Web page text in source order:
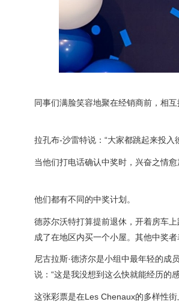
同事们满脸笑容地聚在经销商前，相互
拉孔布-沙雷特说：“大家都跳起来投入
当他们打电话确认中奖时，兴奋之情
他们都有不同的中奖计划。
德苏尔沃特打算提前退休，开着房车
成了在地区内买一个小屋。其他中奖
尼古拉斯·德济尔是小组中最年轻的成
说：“这是我没想到这么快就能经历的
这张彩票是在Les Chenaux的多样性